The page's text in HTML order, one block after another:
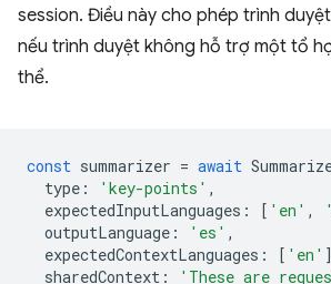
session. Điều này cho phép trình
nếu trình duyệt không hỗ trợ một tổ
thể.
const summarizer = await
type : 'key-points' ,
expectedInputLanguages : [ 'en' ,
outputLanguage : 'es' ,
expectedContextLanguages : [ 'en'
sharedContext :
'These are